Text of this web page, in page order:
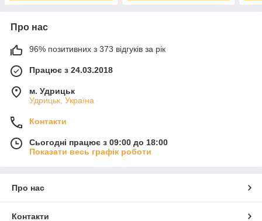
Про нас
96% позитивних з 373 відгуків за рік
Працює з 24.03.2018
м. Удрицьк
Удрицьк, Україна
Контакти
Сьогодні працює з 09:00 до 18:00
Показати весь графік роботи
Про нас
Контакти